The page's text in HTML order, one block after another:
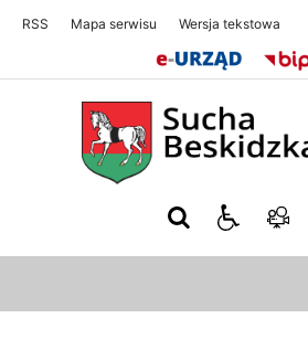
RSS Mapa serwisu Wersja tekstowa
Sucha Beskidzka